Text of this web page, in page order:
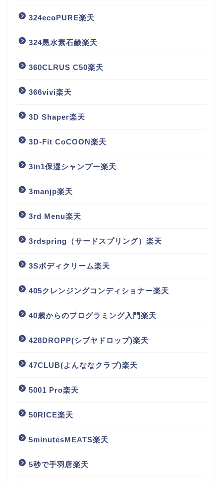
324ecoPURE楽天
324黒水素石鹸楽天
360CLRUS C50楽天
366vivi楽天
3D Shaper楽天
3D-Fit CoCOON楽天
3in1保湿シャンプー楽天
3manjp楽天
3rd Menu楽天
3rdspring（サードスプリング）楽天
3Sボディクリーム楽天
405クレンジングコンディショナー楽天
40歳からのプログラミング入門楽天
428DROPP(シブヤドロップ)楽天
47CLUB(よんななクラブ)楽天
5001 Pro楽天
50RICE楽天
5minutesMEATS楽天
5秒で手羽唐楽天